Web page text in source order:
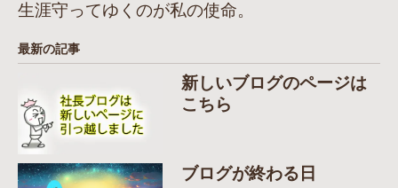
生涯守ってゆくのが私の使命。
最新の記事
新しいブログのページは
こちら
ブログが終わる日